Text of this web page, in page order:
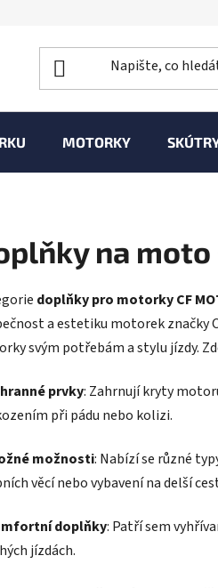
MOTORKY
na moto
doplňky pro motorky CF
a estetiku motorek značky
svým potřebám a stylu jízdy.
prvky: Zahrnují kryty
při pádu nebo kolizi.
možnosti: Nabízí se různé
věcí nebo vybavení na delší
doplňky: Patří sem
jízdách.